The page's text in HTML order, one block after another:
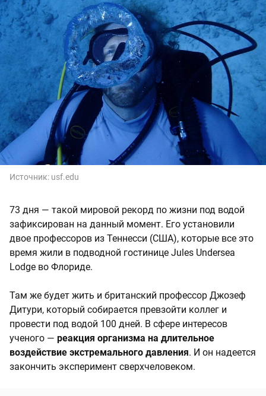
Источник: usf.edu
73 дня — такой мировой рекорд по жизни под водой
зафиксирован на данный момент. Его установили
двое профессоров из Теннесси (США), которые все это
время жили в подводной гостинице Jules Undersea
Lodge во Флориде.
Там же будет жить и британский профессор Джозеф
Дитури, который собирается превзойти коллег и
провести под водой 100 дней. В сфере интересов
ученого — реакция организма на длительное
воздействие экстремального давления. И он надеется
закончить эксперимент сверхчеловеком.